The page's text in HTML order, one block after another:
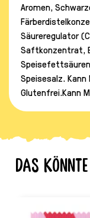
Aromen,
Säureregulator
Saftkonzentrat,
Speisesalz. Kann
Glutenfrei.Kann
Das